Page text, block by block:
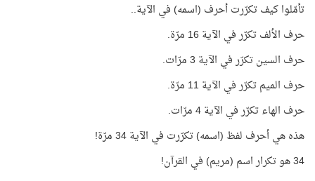
تأمّلوا كيف تكرّرت أحرف (اسمه) في الآية..
حرف الألف تكرّر في الآية 16 مرّة.
حرف السين تكرّر في الآية 3 مرّات.
حرف الميم تكرّر في الآية 11 مرّة.
حرف الهاء تكرّر في الآية 4 مرّات.
هذه هي أحرف لفظ (اسمه) تكرّرت في الآية 34 مرّة!
34 هو تكرار اسم (مريم) في القرآن!